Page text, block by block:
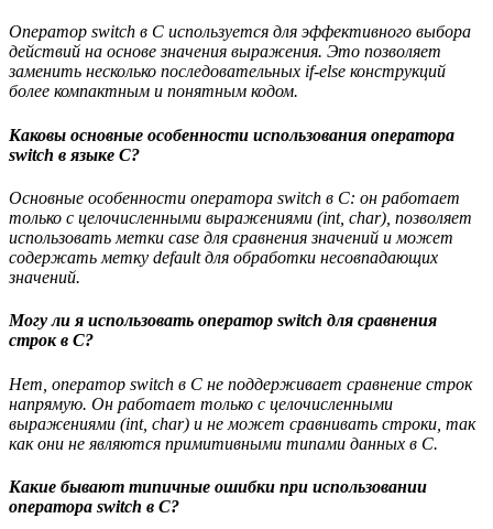
Оператор switch в C используется для эффективного выбора
действий на основе значения выражения. Это позволяет
заменить несколько последовательных if-else конструкций
более компактным и понятным кодом.
Каковы основные особенности использования оператора
switch в языке C?
Основные особенности оператора switch в C: он работает
только с целочисленными выражениями (int, char), позволяет
использовать метки case для сравнения значений и может
содержать метку default для обработки несовпадающих
значений.
Могу ли я использовать оператор switch для сравнения
строк в C?
Нет, оператор switch в C не поддерживает сравнение строк
напрямую. Он работает только с целочисленными
выражениями (int, char) и не может сравнивать строки, так
как они не являются примитивными типами данных в C.
Какие бывают типичные ошибки при использовании
оператора switch в C?